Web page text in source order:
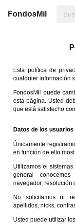
FondosMil
Esta política de
cualquier información
FondosMil puede
esta página. Usted
que está satisfecho
Datos de los usuarios
Únicamente
en función de ello
Utilizamos el
general
navegador, resolución
No solicitamos ni
apellidos, nicks,
Usted puede utilizar